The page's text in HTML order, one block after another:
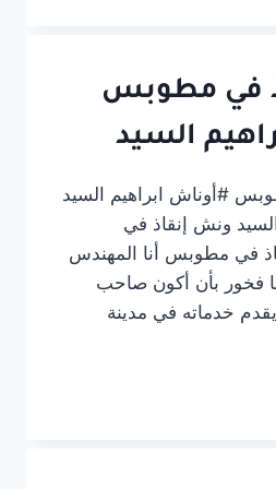
في مطوبس
السيد
#أوناش ابراهيم السيد
ونش إنقاذ في
في مطوبس أنا المهندس
فخور بأن أكون صاحب
خدماته في مدينة